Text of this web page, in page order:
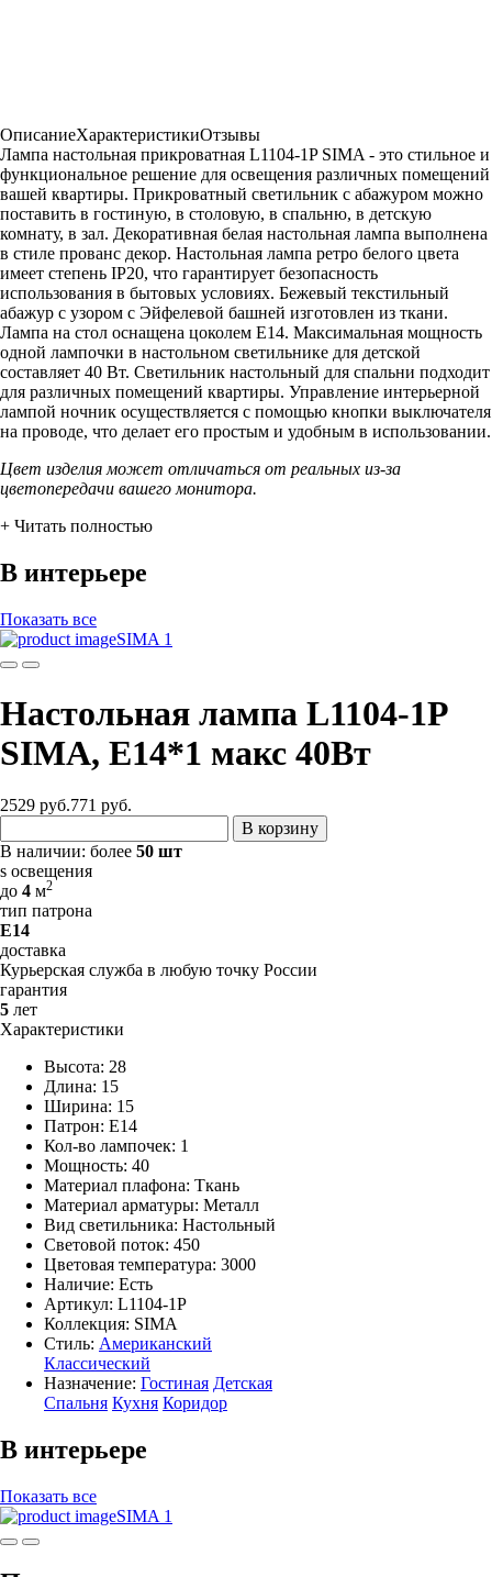
ОписаниеХарактеристикиОтзывы
Лампа настольная прикроватная L1104-1P SIMA - это стильное и
функциональное решение для освещения различных помещений
вашей квартиры. Прикроватный светильник с абажуром можно
поставить в гостиную, в столовую, в спальню, в детскую
комнату, в зал. Декоративная белая настольная лампа выполнена
в стиле прованс декор. Настольная лампа ретро белого цвета
имеет степень IP20, что гарантирует безопасность
использования в бытовых условиях. Бежевый текстильный
абажур с узором с Эйфелевой башней изготовлен из ткани.
Лампа на стол оснащена цоколем Е14. Максимальная мощность
одной лампочки в настольном светильнике для детской
составляет 40 Вт. Светильник настольный для спальни подходит
для различных помещений квартиры. Управление интерьерной
лампой ночник осуществляется с помощью кнопки выключателя
на проводе, что делает его простым и удобным в использовании.
Цвет изделия может отличаться от реальных из-за
цветопередачи вашего монитора.
+ Читать полностью
В интерьере
Показать все
SIMA 1
Настольная лампа L1104-1P
SIMA, Е14*1 макс 40Вт
2529 руб.771 руб.
В корзину
В наличии: более 50 шт
s освещения
до 4 м2
тип патрона
E14
доставка
Курьерская служба в любую точку России
гарантия
5 лет
Характеристики
Высота: 28
Длина: 15
Ширина: 15
Патрон: E14
Кол-во лампочек: 1
Мощность: 40
Материал плафона: Ткань
Материал арматуры: Металл
Вид светильника: Настольный
Световой поток: 450
Цветовая температура: 3000
Наличие: Есть
Артикул: L1104-1P
Коллекция: SIMA
Стиль: Американский
Классический
Назначение: Гостиная Детская
Спальня Кухня Коридор
В интерьере
Показать все
SIMA 1